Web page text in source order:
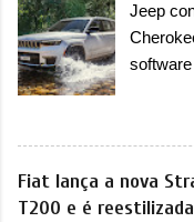
ainda
BYD
conta
Jeep
Jeep
um
Grand
Fiat lança a nova
T200 e é